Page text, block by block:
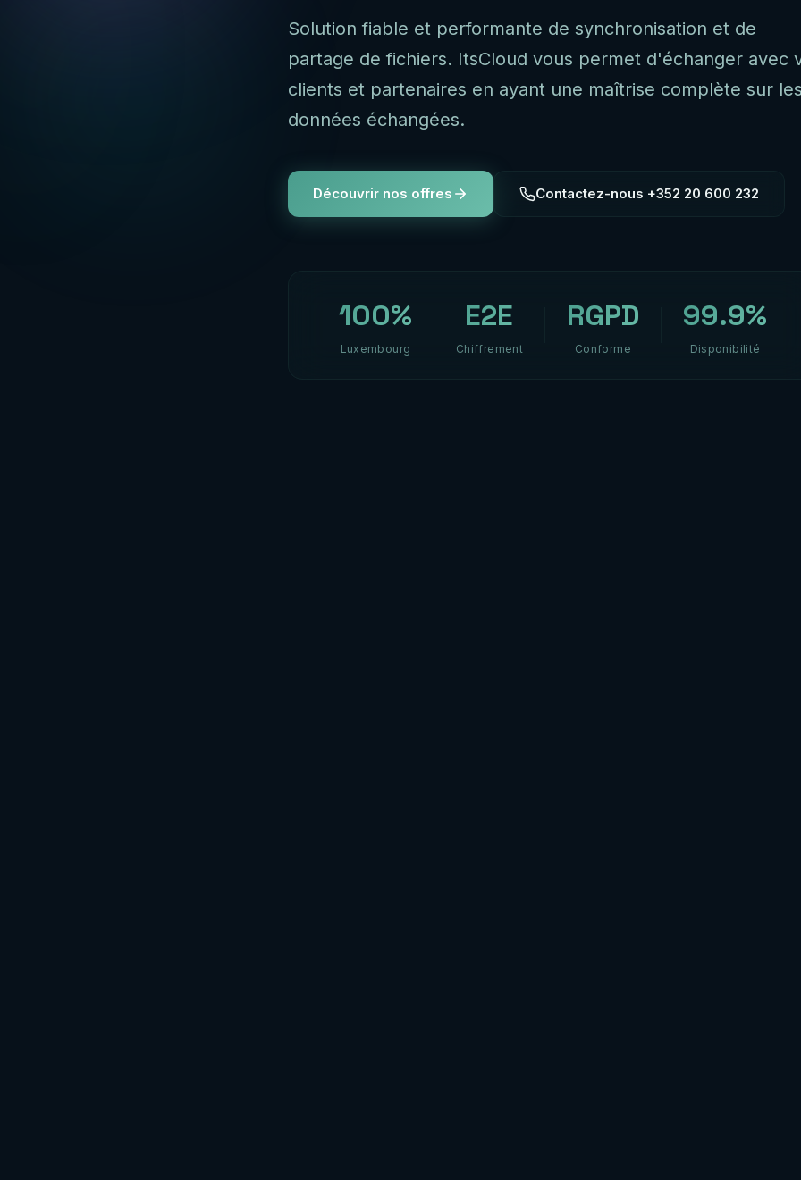
Solution fiable et performante de synchronisation et de
partage de fichiers. ItsCloud vous permet d'échanger avec
clients et partenaires en ayant une maîtrise complète sur
données échangées.
Découvrir nos offres Contactez-nous +352 20 600 232
100%
Luxembourg
E2E
Chiffrement
RGPD
Conforme
99.9%
Disponibilité